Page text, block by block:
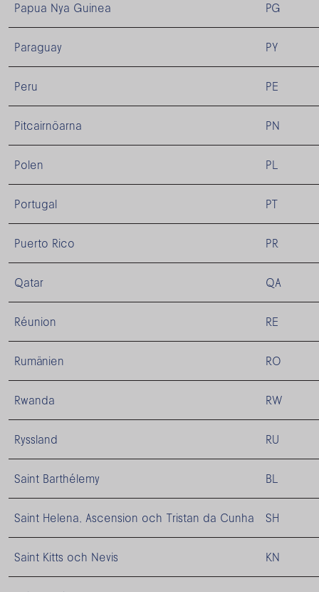
Papua Nya Guinea PG
Paraguay PY
Peru PE
Pitcairnöarna PN
Polen PL
Portugal PT
Puerto Rico PR
Qatar QA
Réunion RE
Rumänien RO
Rwanda RW
Ryssland RU
Saint Barthélemy BL
Saint Helena, Ascension och Tristan da Cunha SH
Saint Kitts och Nevis KN